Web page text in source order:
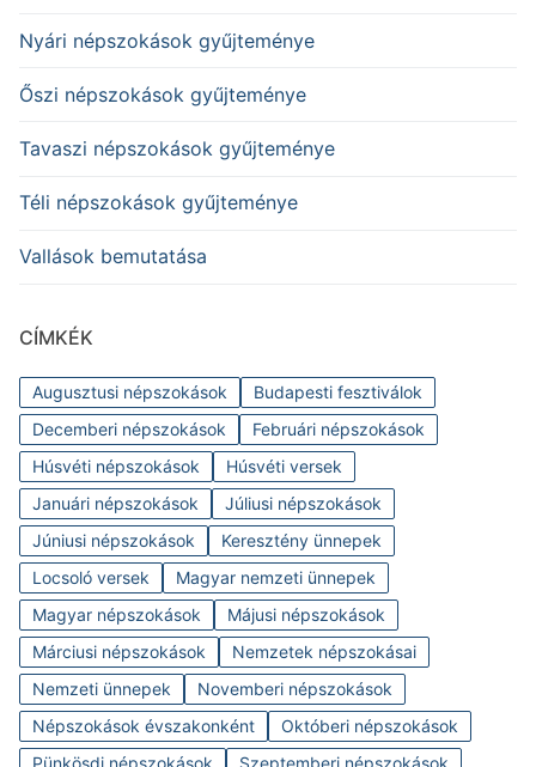
Nyári népszokások gyűjteménye
Őszi népszokások gyűjteménye
Tavaszi népszokások gyűjteménye
Téli népszokások gyűjteménye
Vallások bemutatása
CÍMKÉK
Augusztusi népszokások
Budapesti fesztiválok
Decemberi népszokások
Februári népszokások
Húsvéti népszokások
Húsvéti versek
Januári népszokások
Júliusi népszokások
Júniusi népszokások
Keresztény ünnepek
Locsoló versek
Magyar nemzeti ünnepek
Magyar népszokások
Májusi népszokások
Márciusi népszokások
Nemzetek népszokásai
Nemzeti ünnepek
Novemberi népszokások
Népszokások évszakonként
Októberi népszokások
Pünkösdi népszokások
Szeptemberi népszokások